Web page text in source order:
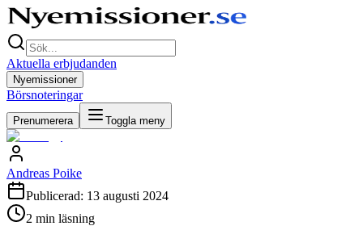
Aktuella erbjudanden
Nyemissioner
Börsnoteringar
Prenumerera Toggla meny
Andreas Poike
Publicerad: 13 augusti 2024
2 min läsning